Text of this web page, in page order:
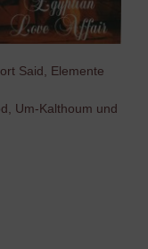
Said, Elemente
Um-Kalthoum und